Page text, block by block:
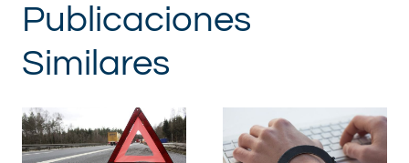
Publicaciones
Similares